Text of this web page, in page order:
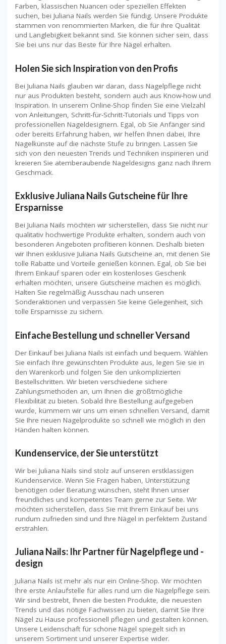
Farben, klassischen Nuancen oder speziellen Effekten
suchen, bei Juliana Nails werden Sie fündig. Unsere Produkte
stammen von renommierten Marken, die für ihre Qualität
und Langlebigkeit bekannt sind. Sie können sicher sein, dass
Sie bei uns nur das Beste für Ihre Nägel erhalten.
Holen Sie sich Inspiration von den Profis
Bei Juliana Nails glauben wir daran, dass Nagelpflege nicht
nur aus Produkten besteht, sondern auch aus Know-how und
Inspiration. In unserem Online-Shop finden Sie eine Vielzahl
von Anleitungen, Schritt-für-Schritt-Tutorials und Tipps von
professionellen Nageldesignern. Egal, ob Sie Anfänger sind
oder bereits Erfahrung haben, wir helfen Ihnen dabei, Ihre
Nagelkünste auf die nächste Stufe zu bringen. Lassen Sie
sich von den neuesten Trends und Techniken inspirieren und
kreieren Sie atemberaubende Nageldesigns ganz nach Ihrem
Geschmack.
Exklusive Juliana Nails Gutscheine für Ihre
Ersparnisse
Bei Juliana Nails möchten wir sicherstellen, dass Sie nicht nur
qualitativ hochwertige Produkte erhalten, sondern auch von
besonderen Angeboten profitieren können. Deshalb bieten
wir Ihnen exklusive Juliana Nails Gutscheine an, mit denen Sie
tolle Rabatte und Vorteile genießen können. Egal, ob Sie bei
Ihrem Einkauf sparen oder ein kostenloses Geschenk
erhalten möchten, unsere Gutscheine machen es möglich.
Halten Sie regelmäßig Ausschau nach unseren
Sonderaktionen und verpassen Sie keine Gelegenheit, sich
tolle Ersparnisse zu sichern.
Einfache Bestellung und schneller Versand
Der Einkauf bei Juliana Nails ist einfach und bequem. Wählen
Sie einfach Ihre gewünschten Produkte aus, legen Sie sie in
den Warenkorb und folgen Sie den unkomplizierten
Bestellschritten. Wir bieten verschiedene sichere
Zahlungsmethoden an, um Ihnen die größtmögliche
Flexibilität zu bieten. Sobald Ihre Bestellung aufgegeben
wurde, kümmern wir uns um einen schnellen Versand, damit
Sie Ihre neuen Nagelprodukte so schnell wie möglich in den
Händen halten können.
Kundenservice, der Sie unterstützt
Wir bei Juliana Nails sind stolz auf unseren erstklassigen
Kundenservice. Wenn Sie Fragen haben, Unterstützung
benötigen oder Beratung wünschen, steht Ihnen unser
freundliches und kompetentes Team gerne zur Seite. Wir
möchten sicherstellen, dass Sie mit Ihrem Einkauf bei uns
rundum zufrieden sind und Ihre Nägel in perfektem Zustand
erstrahlen.
Juliana Nails: Ihr Partner für Nagelpflege und -
design
Juliana Nails ist mehr als nur ein Online-Shop. Wir möchten
Ihre erste Anlaufstelle für alles rund um die Nagelpflege sein.
Wir sind bestrebt, Ihnen die besten Produkte, die neuesten
Trends und das nötige Fachwissen zu bieten, damit Sie Ihre
Nägel zu Hause professionell pflegen und gestalten können.
Unsere Leidenschaft für schöne Nägel spiegelt sich in
unserem Sortiment und unserer Expertise wider.